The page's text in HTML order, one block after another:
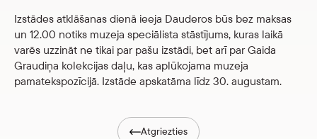
Izstādes atklāšanas dienā ieeja Dauderos būs bez maksas
un 12.00 notiks muzeja speciālista stāstījums, kuras laikā
varēs uzzināt ne tikai par pašu izstādi, bet arī par Gaida
Graudiņa kolekcijas daļu, kas aplūkojama muzeja
pamatekspozīcijā. Izstāde apskatāma līdz 30. augustam.
Atgriezties